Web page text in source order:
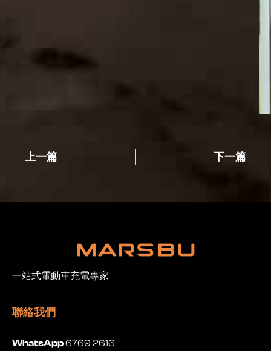
上一篇 下一篇
一站式電動車充電專家
聯絡我們
WhatsApp6769 2616